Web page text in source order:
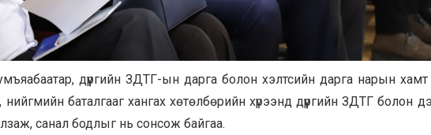
дүүргийн ЗДТГ-ын дарга болон хэлтсийн дарга нарын
баталгааг хангах хөтөлбөрийн хүрээнд дүүргийн ЗДТГ болон
санал бодлыг нь сонсож байгаа.